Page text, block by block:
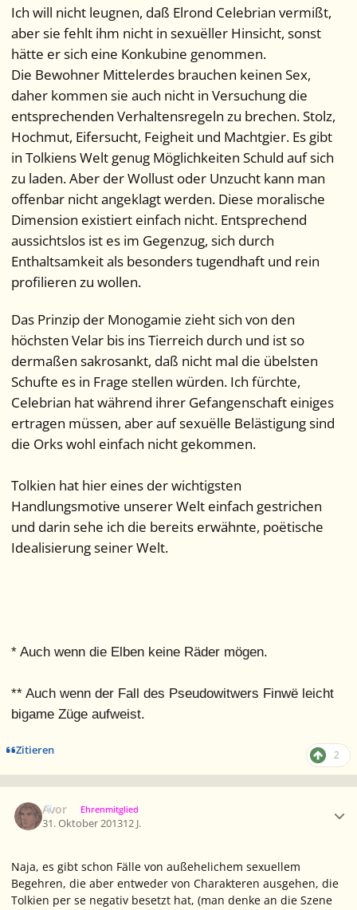
Ich will nicht leugnen, daß Elrond Celebrian vermißt,
aber sie fehlt ihm nicht in sexuëller Hinsicht, sonst
hätte er sich eine Konkubine genommen.
Die Bewohner Mittelerdes brauchen keinen Sex,
daher kommen sie auch nicht in Versuchung die
entsprechenden Verhaltensregeln zu brechen. Stolz,
Hochmut, Eifersucht, Feigheit und Machtgier. Es gibt
in Tolkiens Welt genug Möglichkeiten Schuld auf sich
zu laden. Aber der Wollust oder Unzucht kann man
offenbar nicht angeklagt werden. Diese moralische
Dimension existiert einfach nicht. Entsprechend
aussichtslos ist es im Gegenzug, sich durch
Enthaltsamkeit als besonders tugendhaft und rein
profilieren zu wollen.
Das Prinzip der Monogamie zieht sich von den
höchsten Velar bis ins Tierreich durch und ist so
dermaßen sakrosankt, daß nicht mal die übelsten
Schufte es in Frage stellen würden. Ich fürchte,
Celebrian hat während ihrer Gefangenschaft einiges
ertragen müssen, aber auf sexuëlle Belästigung sind
die Orks wohl einfach nicht gekommen.
Tolkien hat hier eines der wichtigsten
Handlungsmotive unserer Welt einfach gestrichen
und darin sehe ich die bereits erwähnte, poëtische
Idealisierung seiner Welt.
* Auch wenn die Elben keine Räder mögen.
** Auch wenn der Fall des Pseudowitwers Finwë leicht
bigame Züge aufweist.
Zitieren 2
Avor Ehrenmitglied
31. Oktober 201312 J.
Naja, es gibt schon Fälle von außehelichem sexuellem
Begehren, die aber entweder von Charakteren ausgehen, die
Tolkien per se negativ besetzt hat, (man denke an die Szene